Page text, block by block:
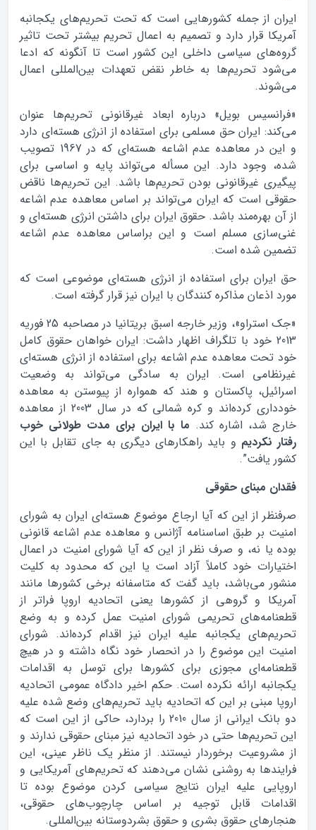
ایران از جمله کشورهایی است که تحت تحریم‌های یکجانبه
آمریکا قرار دارد و تصمیم به اعمال تحریم بیشتر تحت تاثیر
گروه‌های سیاسی داخلی این کشور است تا آنگونه که ادعا
می‌شود تحریم‌ها به خاطر نقض تعهدات بین‌المللی اعمال
می‌شوند.
«فرانسیس بویل» درباره ابعاد غیرقانونی تحریم‌ها عنوان
می‌کند: ایران حق مسلمی برای استفاده از انرژی هسته‌ای دارد
و این در معاهده عدم اشاعه هسته‌ای که در 1967 تصویب
شده، وجود دارد. این مسأله می‌تواند پایه و اساسی برای
پیگیری غیرقانونی بودن تحریم‌ها باشد. این تحریم‌ها ناقض
حقوقی است که ایران می‌تواند بر اساس معاهده عدم اشاعه
از آن بهره‌مند باشد. حقوق ایران برای داشتن انرژی هسته‌ای و
غنی‌سازی مسلم است و این براساس معاهده عدم اشاعه
تضمین شده است.
حق ایران برای استفاده از انرژی هسته‌ای موضوعی است که
مورد اذعان مذاکره کنندگان با ایران نیز قرار گرفته است.
«جک استراو»، وزیر خارجه اسبق بریتانیا در مصاحبه 25 فوریه
2013 خود با تلگراف اظهار داشت: ایران خواهان حقوق کامل
خود تحت معاهده عدم اشاعه برای استفاده از انرژی هسته‌ای
غیرنظامی است. ایران به سادگی می‌تواند به وضعیت
اسرائیل، پاکستان و هند که همواره از پیوستن به معاهده
خودداری کرده‌اند و کره شمالی که در سال 2003 از معاهده
خارج شد، اشاره کند.ما با ایران برای مدت طولانی خوب
رفتار نکردیمو باید راهکارهای دیگری به جای تقابل با این
کشور یافت”.
فقدان مبنای حقوقی
صرفنظر از این که آیا ارجاع موضوع هسته‌ای ایران به شورای
امنیت بر طبق اساسنامه آژانس و معاهده عدم اشاعه قانونی
بوده یا نه، و صرف نظر از این که آیا شورای امنیت در اعمال
اختیارات خود کاملاً آزاد است یا این که محدود به کلیت
منشور می‌باشد، باید گفت که متاسفانه برخی کشورها مانند
آمریکا و گروهی از کشورها یعنی اتحادیه اروپا فراتر از
قطعنامه‌های تحریمی شورای امنیت عمل کرده و به وضع
تحریم‌های یکجانبه علیه ایران نیز اقدام کرده‌اند. شورای
امنیت این موضوع را در انحصار خود نگاه داشته و در هیچ
قطعنامه‌ای مجوزی برای کشورها برای توسل به اقدامات
یکجانبه ارائه نکرده است. حکم اخیر دادگاه عمومی اتحادیه
اروپا مبنی بر این که اتحادیه باید تحریم‌های وضع شده علیه
دو بانک ایرانی از سال 2010 را بردارد، حاکی از این است که
این تحریم‌ها حتی در خود اتحادیه نیز مبنای حقوقی ندارند و
از مشروعیت برخوردار نیستند. از منظر یک ناظر عینی، این
فرایندها به روشنی نشان می‌دهند که تحریم‌های آمریکایی و
اروپایی علیه ایران نتایج سیاسی کردن موضوع بوده تا
اقدامات قابل توجیه بر اساس چارچوب‌های حقوقی،
هنجارهای حقوق بشری و حقوق بشردوستانه بین‌المللی.